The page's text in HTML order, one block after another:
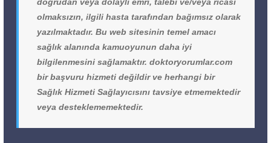
doğrudan veya dolaylı emri, talebi ve/veya ricası
olmaksızın, ilgili hasta tarafından bağımsız olarak
yazılmaktadır. Bu web sitesinin temel amacı
sağlık alanında kamuoyunun daha iyi
bilgilenmesini sağlamaktır. doktoryorumlar.com
bir başvuru hizmeti değildir ve herhangi bir
Sağlık Hizmeti Sağlayıcısını tavsiye etmemektedir
veya desteklememektedir.